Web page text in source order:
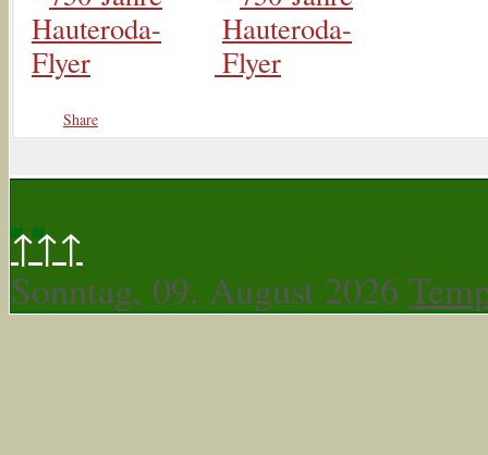
Share
↑↑↑
Sonntag, 09. August 2026